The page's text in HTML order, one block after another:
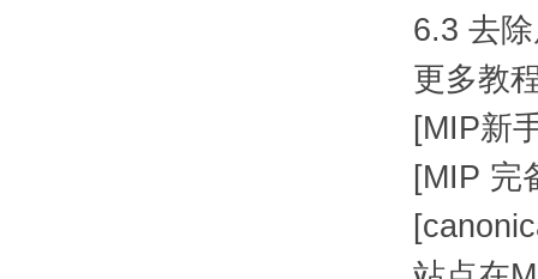
6.3 去除原
更多教程
[MIP新手
[MIP 完